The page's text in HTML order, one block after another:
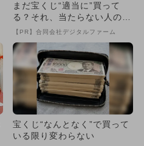
まだ宝くじ“適当に”買って
る？それ、当たらない人の典
型です
【PR】合同会社デジタルファーム
宝くじ“なんとなく”で買って
いる限り変わらない